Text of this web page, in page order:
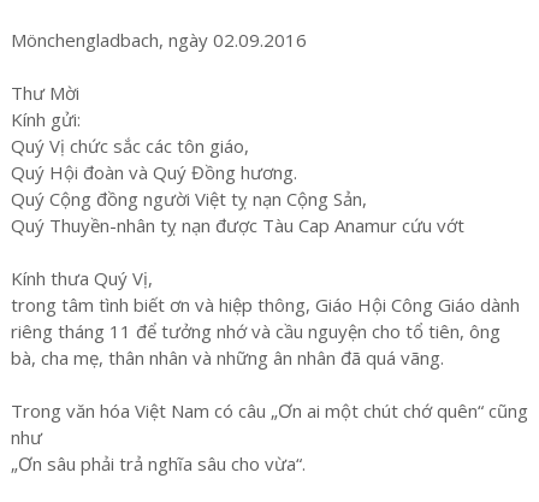
Mönchengladbach, ngày 02.09.2016
Thư Mời
Kính gửi:
Quý Vị chức sắc các tôn giáo,
Quý Hội đoàn và Quý Đồng hương.
Quý Cộng đồng người Việt tỵ nạn Cộng Sản,
Quý Thuyền-nhân tỵ nạn được Tàu Cap Anamur cứu vớt
Kính thưa Quý Vị,
trong tâm tình biết ơn và hiệp thông, Giáo Hội Công Giáo dành
riêng tháng 11 để tưởng nhớ và cầu nguyện cho tổ tiên, ông
bà, cha mẹ, thân nhân và những ân nhân đã quá vãng.
Trong văn hóa Việt Nam có câu „Ơn ai một chút chớ quên“ cũng
như
„Ơn sâu phải trả nghĩa sâu cho vừa“.